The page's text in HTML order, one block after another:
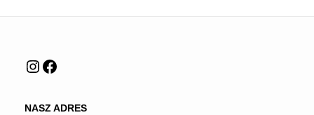
Instagram
Facebook
NASZ ADRES